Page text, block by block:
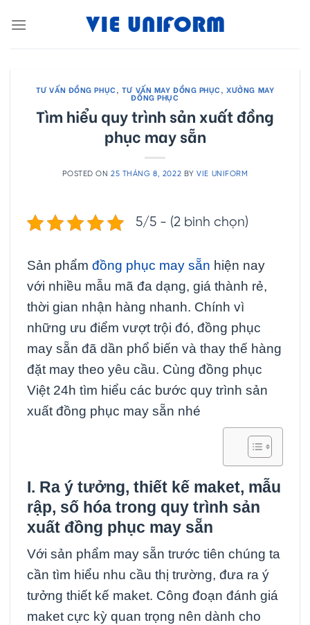
TƯ VẤN ĐỒNG PHỤC, TƯ VẤN MAY ĐỒNG PHỤC,XƯỞNG MAY
ĐỒNG PHỤC
Tìm hiểu quy trình sản xuất đồng
phục may sẵn
POSTED ON25 THÁNG 8, 2022 BYVIE UNIFORM
5/5 - (2 bình chọn)
Sản phẩm đồng phục may sẵn hiện nay
với nhiều mẫu mã đa dạng, giá thành rẻ,
thời gian nhận hàng nhanh. Chính vì
những ưu điểm vượt trội đó, đồng phục
may sẵn đã dần phổ biến và thay thế hàng
đặt may theo yêu cầu. Cùng đồng phục
Việt 24h tìm hiểu các bước quy trình sản
xuất đồng phục may sẵn nhé
I. Ra ý tưởng, thiết kế maket, mẫu
rập, số hóa trong quy trình sản
xuất đồng phục may sẵn
Với sản phẩm may sẵn trước tiên chúng ta
cần tìm hiểu nhu cầu thị trường, đưa ra ý
tưởng thiết kế maket. Công đoạn đánh giá
maket cực kỳ quan trọng nên dành cho